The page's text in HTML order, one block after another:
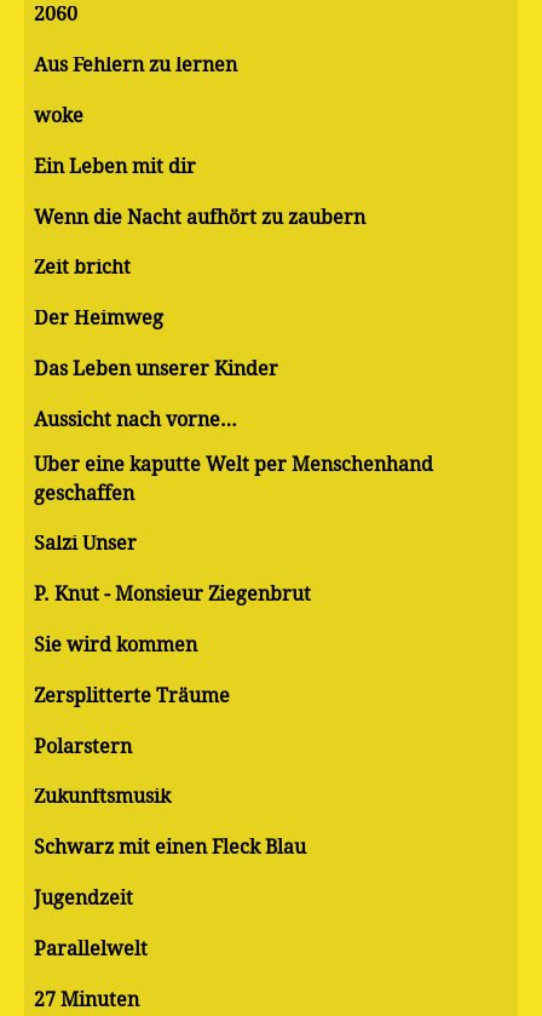
2060
Aus Fehlern zu lernen
woke
Ein Leben mit dir
Wenn die Nacht aufhört zu zaubern
Zeit bricht
Der Heimweg
Das Leben unserer Kinder
Aussicht nach vorne…
Über eine kaputte Welt per Menschenhand
geschaffen
Salzi Unser
P. Knut - Monsieur Ziegenbrut
Sie wird kommen
Zersplitterte Träume
Polarstern
Zukunftsmusik
Schwarz mit einen Fleck Blau
Jugendzeit
Parallelwelt
27 Minuten